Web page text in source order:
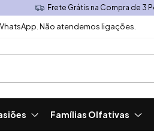
Frete Grátis na Compra de 3
Não atendemos ligações.
Famílias Olfativas